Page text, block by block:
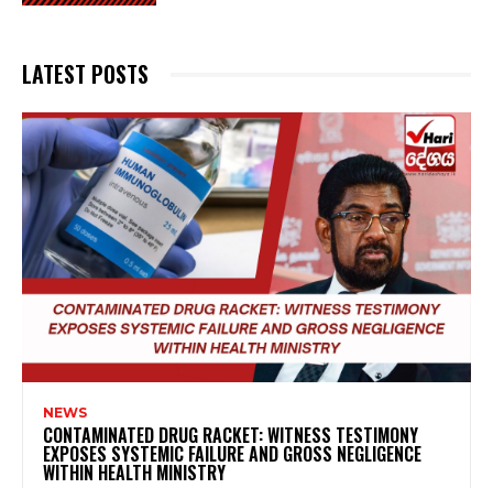
LATEST POSTS
NEWS
CONTAMINATED DRUG RACKET: WITNESS TESTIMONY
EXPOSES SYSTEMIC FAILURE AND GROSS NEGLIGENCE
WITHIN HEALTH MINISTRY